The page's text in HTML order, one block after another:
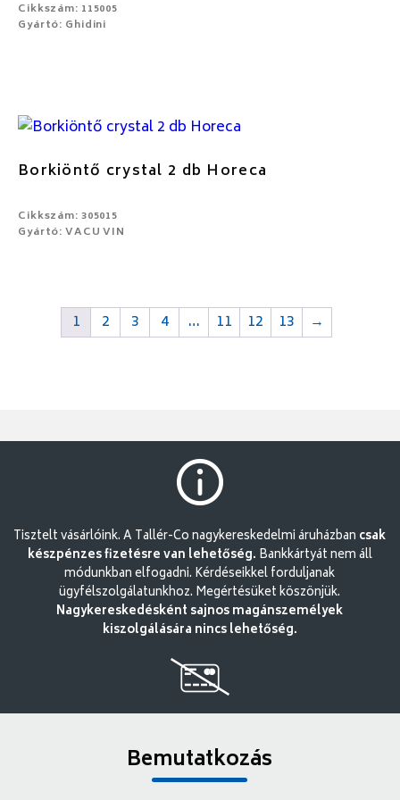
Cikkszám: 115005
Gyártó: Ghidini
Borkiöntő crystal 2 db Horeca
Cikkszám: 305015
Gyártó: VACU VIN
1 2 3 4 … 11 12 13 →
Tisztelt vásárlóink. A Tallér-Co nagykereskedelmi áruházban csak
készpénzes fizetésre van lehetőség. Bankkártyát nem áll
módunkban elfogadni. Kérdéseikkel forduljanak
ügyfélszolgálatunkhoz. Megértésüket köszönjük.
Nagykereskedésként sajnos magánszemélyek
kiszolgálására nincs lehetőség.
Bemutatkozás